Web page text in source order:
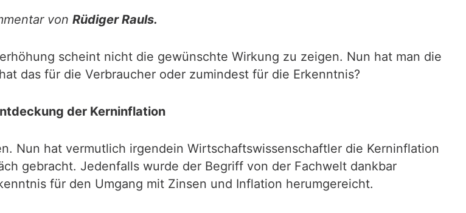
von Rüdiger Rauls.
scheint nicht die gewünschte Wirkung zu zeigen. Nun hat man die
das für die Verbraucher oder zumindest für die Erkenntnis?
der Kerninflation
Nun hat vermutlich irgendein Wirtschaftswissenschaftler die Kerninflation
gebracht. Jedenfalls wurde der Begriff von der Fachwelt dankbar
für den Umgang mit Zinsen und Inflation herumgereicht.